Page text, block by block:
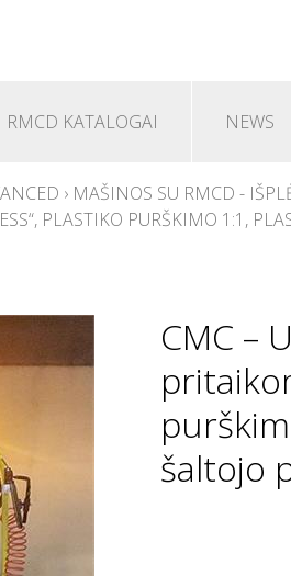
RMCD KATALOGAI NEWS
› MAŠINOS SU RMCD -
PLASTIKO PURŠKIMO 1:1,
CMC –
šaltojo